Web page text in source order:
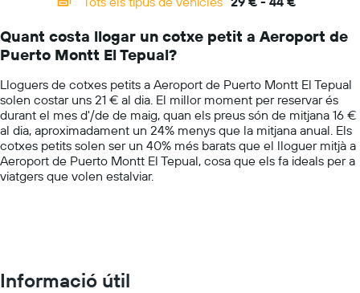
empreses
indicades
categories.
The
has
1
Y
axis
displaying
values.
Range:
Quant costa llogar un cotxe petit a Aeroport de
Puerto Montt El Tepual?
Lloguers de cotxes petits a Aeroport de Puerto Montt El Tepual
solen costar uns 21 € al dia. El millor moment per reservar és
durant el mes d'/de de maig, quan els preus són de mitjana 16 €
al dia, aproximadament un 24% menys que la mitjana anual. Els
cotxes petits solen ser un 40% més barats que el lloguer mitjà a
Aeroport de Puerto Montt El Tepual, cosa que els fa ideals per a
viatgers que volen estalviar.
Informació útil